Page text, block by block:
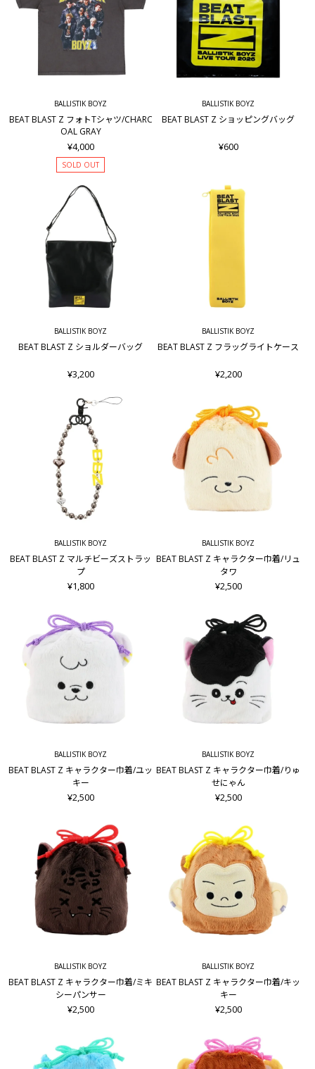
BALLISTIK BOYZ
BEAT BLAST Z フォトTシャツ/CHARC
OAL GRAY
¥4,000
SOLD OUT
BALLISTIK BOYZ
BEAT BLAST Z ショッピングバッグ
¥600
BALLISTIK BOYZ
BEAT BLAST Z ショルダーバッグ
¥3,200
BALLISTIK BOYZ
BEAT BLAST Z フラッグライトケース
¥2,200
BALLISTIK BOYZ
BEAT BLAST Z マルチビーズストラッ
プ
¥1,800
BALLISTIK BOYZ
BEAT BLAST Z キャラクター巾着/リュ
タワ
¥2,500
BALLISTIK BOYZ
BEAT BLAST Z キャラクター巾着/ユッ
キー
¥2,500
BALLISTIK BOYZ
BEAT BLAST Z キャラクター巾着/りゅ
せにゃん
¥2,500
BALLISTIK BOYZ
BEAT BLAST Z キャラクター巾着/ミキ
シーパンサー
¥2,500
BALLISTIK BOYZ
BEAT BLAST Z キャラクター巾着/キッ
キー
¥2,500